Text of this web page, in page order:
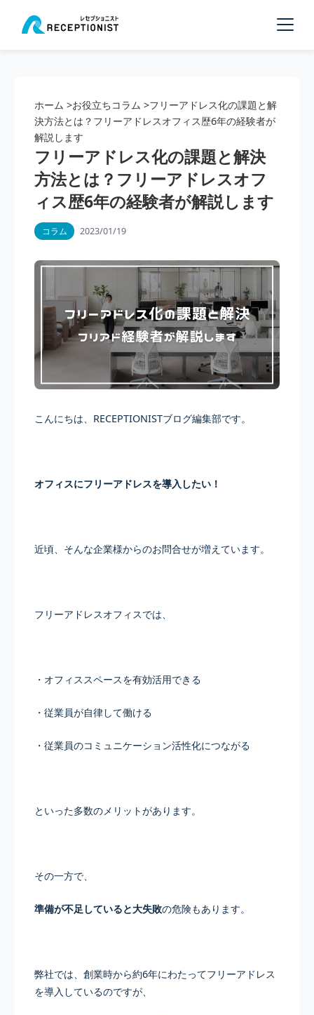
ホーム >お役立ちコラム >フリーアドレス化の課題と解
決方法とは？フリーアドレスオフィス歴6年の経験者が
解説します
フリーアドレス化の課題と解決
方法とは？フリーアドレスオフ
ィス歴6年の経験者が解説します
コラム 2023/01/19
こんにちは、RECEPTIONISTブログ編集部です。
オフィスにフリーアドレスを導入したい！
近頃、そんな企業様からのお問合せが増えています。
フリーアドレスオフィスでは、
・オフィススペースを有効活用できる
・従業員が自律して働ける
・従業員のコミュニケーション活性化につながる
といった多数のメリットがあります。
その一方で、
準備が不足していると大失敗の危険もあります。
弊社では、創業時から約6年にわたってフリーアドレス
を導入しているのですが、